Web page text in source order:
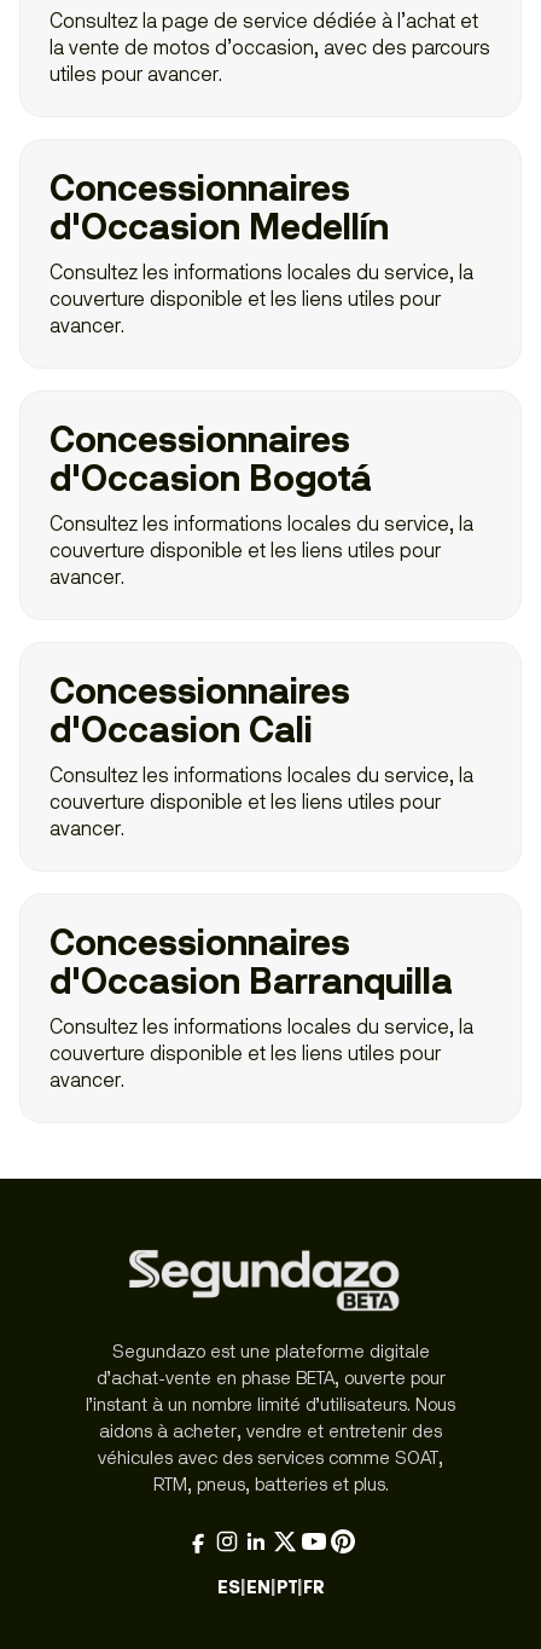
Consultez la page de service dédiée à l’achat et
la vente de motos d’occasion, avec des parcours
utiles pour avancer.
Concessionnaires
d'Occasion Medellín
Consultez les informations locales du service, la
couverture disponible et les liens utiles pour
avancer.
Concessionnaires
d'Occasion Bogotá
Consultez les informations locales du service, la
couverture disponible et les liens utiles pour
avancer.
Concessionnaires
d'Occasion Cali
Consultez les informations locales du service, la
couverture disponible et les liens utiles pour
avancer.
Concessionnaires
d'Occasion Barranquilla
Consultez les informations locales du service, la
couverture disponible et les liens utiles pour
avancer.
Segundazo est une plateforme digitale
d’achat-vente en phase BETA, ouverte pour
l’instant à un nombre limité d’utilisateurs. Nous
aidons à acheter, vendre et entretenir des
véhicules avec des services comme SOAT,
RTM, pneus, batteries et plus.
ES|EN|PT|FR